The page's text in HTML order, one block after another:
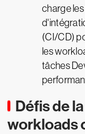
charge
(CI/CD)
les
tâches
Défis de
workloads